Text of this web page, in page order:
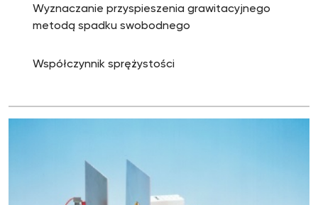
Wyznaczanie przyspieszenia grawitacyjnego
metodą spadku swobodnego
Współczynnik sprężystości